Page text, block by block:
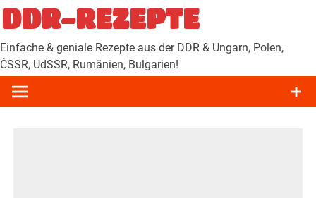
Zum
Inhalt
springen
DDR-REZEPTE
Einfache & geniale Rezepte aus der DDR & Ungarn, Polen,
ČSSR, UdSSR, Rumänien, Bulgarien!